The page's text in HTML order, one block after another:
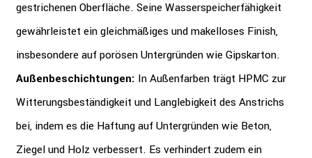
gestrichenen Oberfläche. Seine Wasserspeicherfähigkeit
gewährleistet ein gleichmäßiges und makelloses Finish,
insbesondere auf porösen Untergründen wie Gipskarton.
Außenbeschichtungen: In Außenfarben trägt HPMC zur
Witterungsbeständigkeit und Langlebigkeit des Anstrichs
bei, indem es die Haftung auf Untergründen wie Beton,
Ziegel und Holz verbessert. Es verhindert zudem ein